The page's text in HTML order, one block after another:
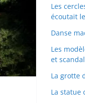
Les
écoutait
Danse
Les
et
La grotte
La statue